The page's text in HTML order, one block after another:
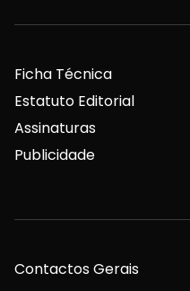
Ficha Técnica
Estatuto Editorial
Assinaturas
Publicidade
Contactos Gerais